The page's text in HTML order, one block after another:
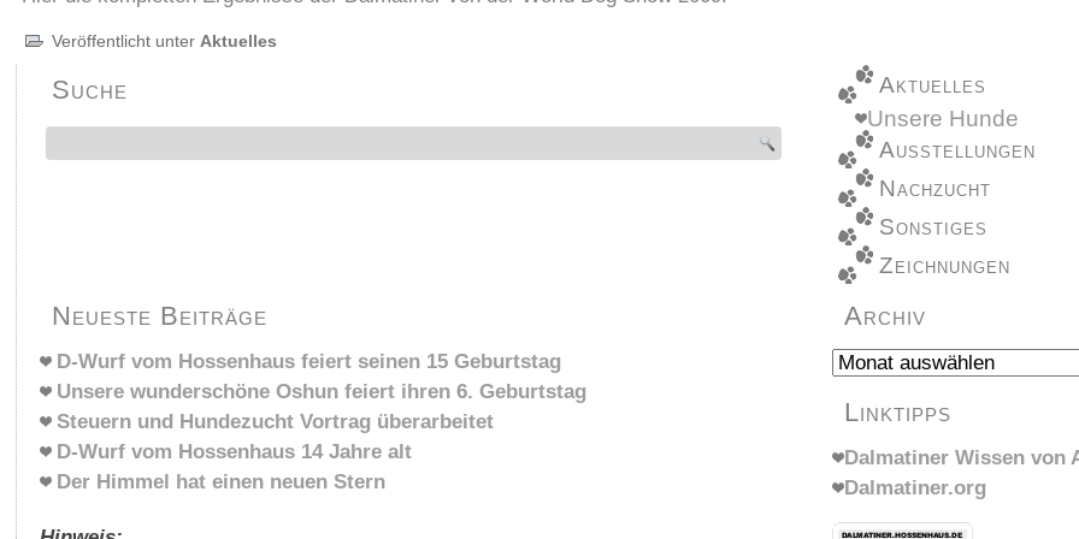
Veröffentlicht unter Aktuelles
Suche
Aktuelles
Unsere Hunde
Ausstellungen
Nachzucht
Sonstiges
Zeichnungen
Neueste Beiträge
D-Wurf vom Hossenhaus feiert seinen 15 Geburtstag
Unsere wunderschöne Oshun feiert ihren 6. Geburtstag
Steuern und Hundezucht Vortrag überarbeitet
D-Wurf vom Hossenhaus 14 Jahre alt
Der Himmel hat einen neuen Stern
Archiv
Archiv
Linktipps
Dalmatiner Wissen von
Dalmatiner.org